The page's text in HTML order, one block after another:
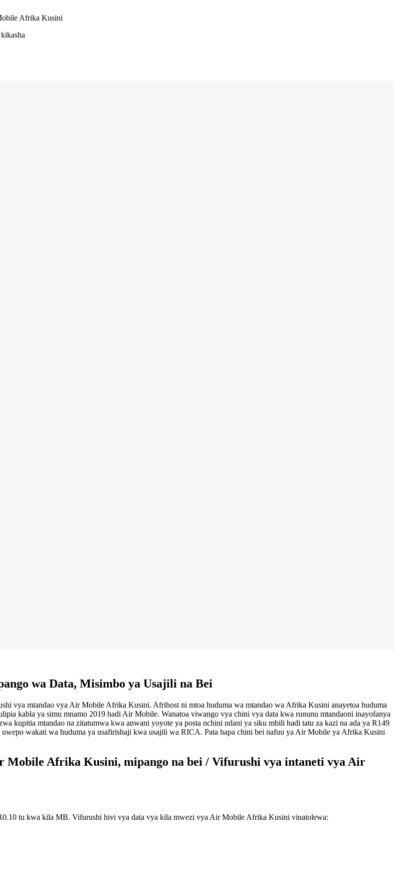
Afrika Kusini
wa Data, Misimbo ya Usajili na Bei
vya mtandao vya Air Mobile Afrika Kusini. Afrihost ni mtoa huduma wa mtandao wa Afrika Kusini anayetoa huduma
kabla ya simu mnamo 2019 hadi Air Mobile. Wanatoa viwango vya chini vya data kwa rununu mtandaoni inayofanya
kupitia mtandao na zitatumwa kwa anwani yoyote ya posta nchini ndani ya siku mbili hadi tatu za kazi na ada ya R149
wakati wa huduma ya usafirishaji kwa usajili wa RICA. Pata hapa chini bei nafuu ya Air Mobile ya Afrika Kusini
Afrika Kusini, mipango na bei / Vifurushi vya intaneti vya Air
tu kwa kila MB. Vifurushi hivi vya data vya kila mwezi vya Air Mobile Afrika Kusini vinatolewa: